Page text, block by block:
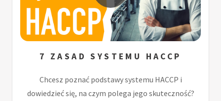
7 ZASAD SYSTEMU HACCP
Chcesz poznać podstawy systemu HACCP i
dowiedzieć się, na czym polega jego skuteczność?